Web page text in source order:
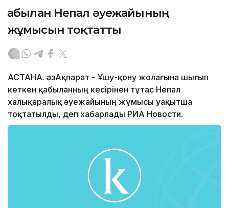
Қабылан Непал әуежайының
жұмысын тоқтатты
АСТАНА. ҚазАқпарат - Ұшу-қону жолағына шығып
кеткен қабыланның кесірінен тұтас Непал
халықаралық әуежайының жұмысы уақытша
тоқтатылды, деп хабарлады РИА Новости.